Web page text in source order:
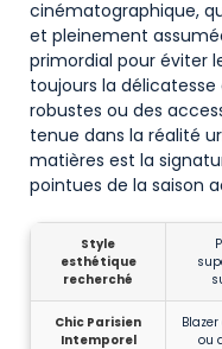
cinématographique,
et pleinement
primordial pour éviter
toujours la
robustes ou des
tenue dans la réalité
matières est la
pointues de la saison
Style
esthétique
recherché
Chic Parisien
Intemporel
ou